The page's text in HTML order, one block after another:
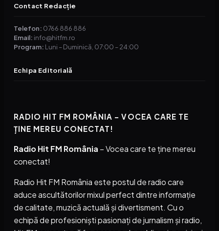
Contact Redacție
Telefon: 0766 886 886
Email: info@hitfm.ro
Program: Luni – Duminică, 07:00 – 24:00
Echipa Editorială
RADIO HIT FM ROMÂNIA – VOCEA CARE TE
ȚINE MEREU CONECTAT!
Radio Hit FM România – Vocea care te ține mereu
conectat!
Radio Hit FM România este postul de radio care
aduce ascultătorilor mixul perfect dintre informație
de calitate, muzică actuală și divertisment. Cu o
echipă de profesioniști pasionați de jurnalism și radio,